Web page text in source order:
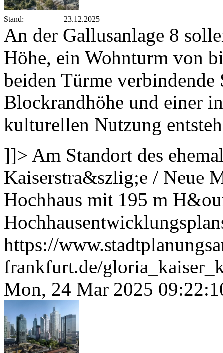
Stand: 23.12.2025
An der Gallusanlage 8
Höhe, ein Wohnturm von
beiden Türme verbindende
Blockrandhöhe und einer
kulturellen Nutzung
]]> Am Standort des
Kaiserstra&szlig;e / Neue
Hochhaus mit 195 m
https://
frankfurt.de/
Mon, 24 Mar 2025